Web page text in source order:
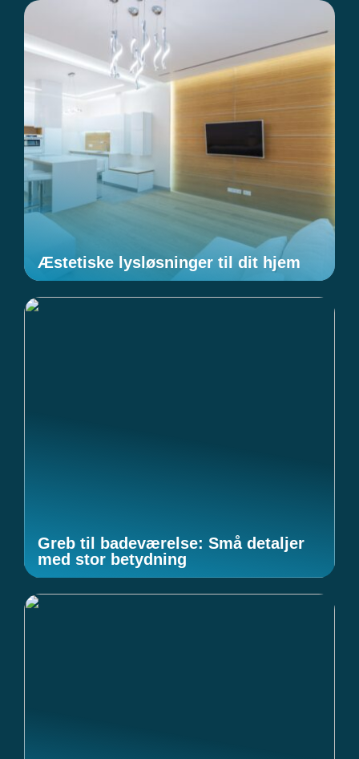
Æstetiske lysløsninger til dit hjem
Greb til badeværelse: Små detaljer
med stor betydning